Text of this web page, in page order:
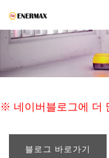
※ 네이버블로그에 더
블로그 바로가기